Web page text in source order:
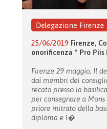
Delegazione Firenze
25/06/2019 Firenze,
onorificenza “ Pro Piis
Firenze 29 maggio, Il
dai membri del
recato presso la
per consegnare a
priore mitrato della
diploma e l�